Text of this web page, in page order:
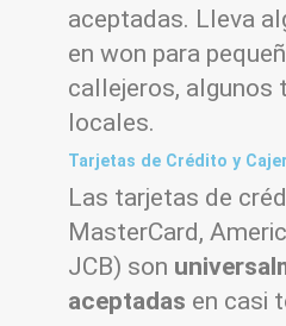
aceptadas. Lleva
en won para
callejeros, algunos
locales.
Tarjetas de Crédito y
Las tarjetas de
MasterCard,
JCB) son
aceptadas en casi